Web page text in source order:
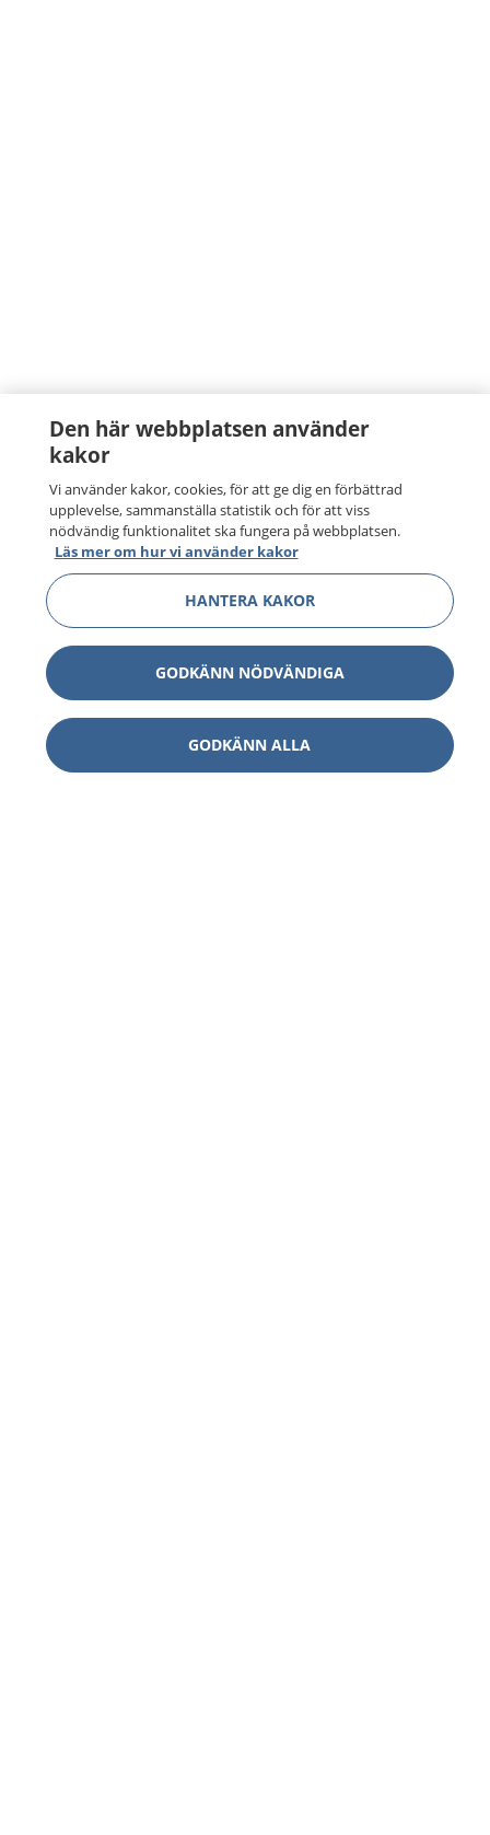
Den här webbplatsen använder
kakor
Vi använder kakor, cookies, för att ge dig en förbättrad
upplevelse, sammanställa statistik och för att viss
nödvändig funktionalitet ska fungera på webbplatsen.
Läs mer om hur vi använder kakor
HANTERA KAKOR
GODKÄNN NÖDVÄNDIGA
GODKÄNN ALLA